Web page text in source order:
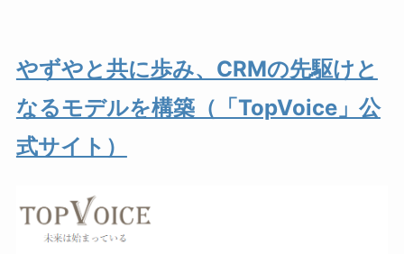
やずやと共に歩み、CRMの先駆けと
なるモデルを構築（「TopVoice」公
式サイト）